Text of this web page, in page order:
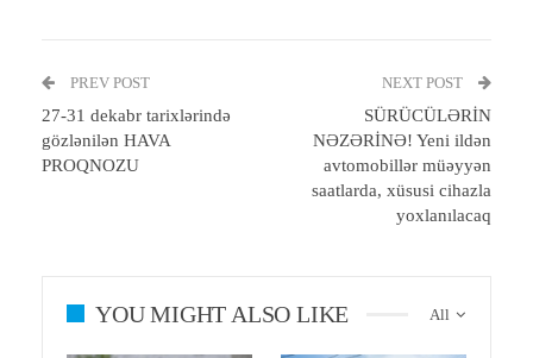
PREV POST
27-31 dekabr tarixlərində
gözlənilən HAVA
PROQNOZU
NEXT POST
SÜRÜCÜLƏRİN
NƏZƏRİNƏ! Yeni ildən
avtomobillər müəyyən
saatlarda, xüsusi cihazla
yoxlanılacaq
All
YOU MIGHT ALSO LIKE